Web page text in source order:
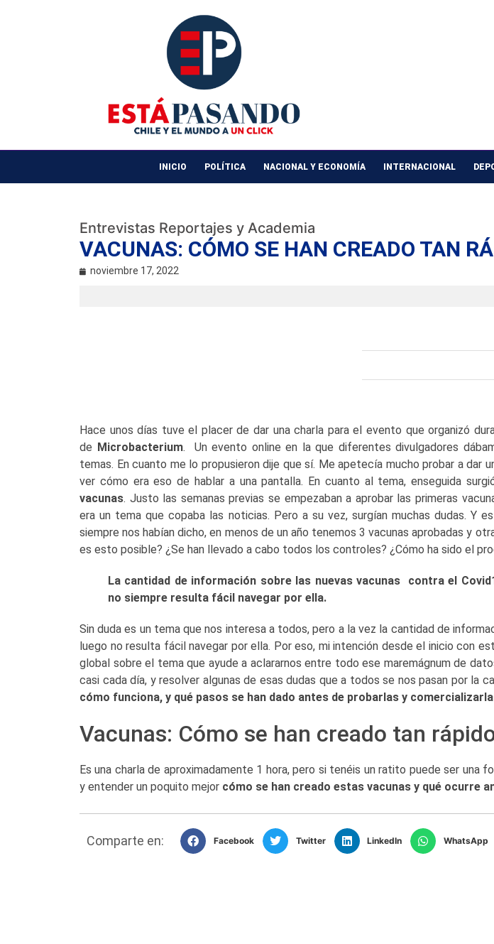
INICIO POLÍTICA NACIONAL Y ECONOMÍA INTERNACIONAL
Entrevistas Reportajes y Academia
VACUNAS: CÓMO SE HAN CREADO TAN
noviembre 17, 2022
Hace unos días tuve el placer de dar una charla para el evento que organizó
de Microbacterium. Un evento online en la que diferentes divulgadores
temas. En cuanto me lo propusieron dije que sí. Me apetecía mucho probar a dar
ver cómo era eso de hablar a una pantalla. En cuanto al tema, enseguida
vacunas. Justo las semanas previas se empezaban a aprobar las primeras
era un tema que copaba las noticias. Pero a su vez, surgían muchas dudas. Y
siempre nos habían dicho, en menos de un año tenemos 3 vacunas aprobadas y
es esto posible? ¿Se han llevado a cabo todos los controles? ¿Cómo ha sido el
La cantidad de información sobre las nuevas vacunas contra el
no siempre resulta fácil navegar por ella.
Sin duda es un tema que nos interesa a todos, pero a la vez la cantidad de
luego no resulta fácil navegar por ella. Por eso, mi intención desde el inicio con
global sobre el tema que ayude a aclararnos entre todo ese maremágnum de
casi cada día, y resolver algunas de esas dudas que a todos se nos pasan por la
cómo funciona, y qué pasos se han dado antes de probarlas y
Vacunas: Cómo se han creado tan
Es una charla de aproximadamente 1 hora, pero si tenéis un ratito puede ser una
y entender un poquito mejor cómo se han creado estas vacunas y qué ocurre
Comparte en: Facebook Twitter LinkedIn WhatsApp